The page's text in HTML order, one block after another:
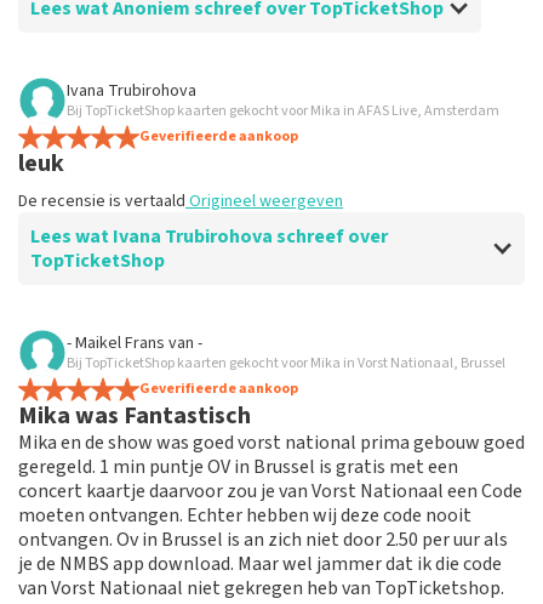
Lees wat Anoniem schreef over TopTicketShop
Beoordeling van Anoniem over
Goed
De recensie is vertaald Origineel weergeven
Ivana Trubirohova
Bij TopTicketShop kaarten gekocht voor Mika in AFAS Live, Amsterdam
Geverifieerde aankoop
leuk
De recensie is vertaald Origineel weergeven
Lees wat Ivana Trubirohova schreef over
TopTicketShop
Beoordeling van Ivana Trubirohova over
Leuk
De recensie is vertaald Origineel weergeven
- Maikel Frans van -
Bij TopTicketShop kaarten gekocht voor Mika in Vorst Nationaal, Brussel
Geverifieerde aankoop
Mika was Fantastisch
Mika en de show was goed vorst national prima gebouw goed
geregeld. 1 min puntje OV in Brussel is gratis met een
concert kaartje daarvoor zou je van Vorst Nationaal een Code
moeten ontvangen. Echter hebben wij deze code nooit
ontvangen. Ov in Brussel is an zich niet door 2.50 per uur als
je de NMBS app download. Maar wel jammer dat ik die code
van Vorst Nationaal niet gekregen heb van TopTicketshop.